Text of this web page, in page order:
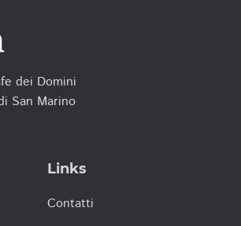
dei Domini
San Marino
Links
Contatti